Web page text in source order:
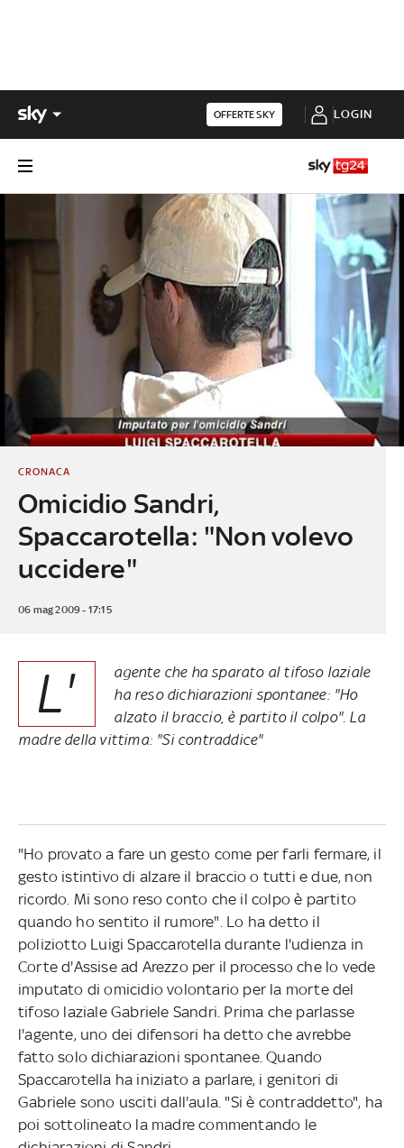
OFFERTE SKY LOGIN
Omicidio Sandri,
Spaccarotella: "Non volevo
uccidere"
CRONACA
06 mag 2009 - 17:15
L'
agente che ha sparato al tifoso laziale
ha reso dichiarazioni spontanee: "Ho
alzato il braccio, è partito il colpo". La
madre della vittima: "Si contraddice"
"Ho provato a fare un gesto come per farli fermare, il
gesto istintivo di alzare il braccio o tutti e due, non
ricordo. Mi sono reso conto che il colpo è partito
quando ho sentito il rumore". Lo ha detto il
poliziotto Luigi Spaccarotella durante l'udienza in
Corte d'Assise ad Arezzo per il processo che lo vede
imputato di omicidio volontario per la morte del
tifoso laziale Gabriele Sandri. Prima che parlasse
l'agente, uno dei difensori ha detto che avrebbe
fatto solo dichiarazioni spontanee. Quando
Spaccarotella ha iniziato a parlare, i genitori di
Gabriele sono usciti dall'aula. "Si è contraddetto", ha
poi sottolineato la madre commentando le